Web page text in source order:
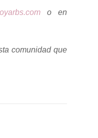
o en
comunidad que